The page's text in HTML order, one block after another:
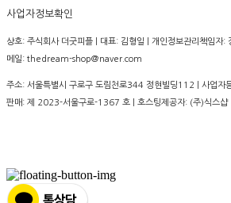
사업자정보확인
상호: 주식회사 더굿피플 | 대표: 김형일 | 개인정보관리책임
메일: thedream-shop@naver.com
주소: 서울특별시 구로구 도림천로344 정현빌딩112 | 사업자
판매: 제 2023-서울구로-1367 호 | 호스팅제공자: (주)식스샵